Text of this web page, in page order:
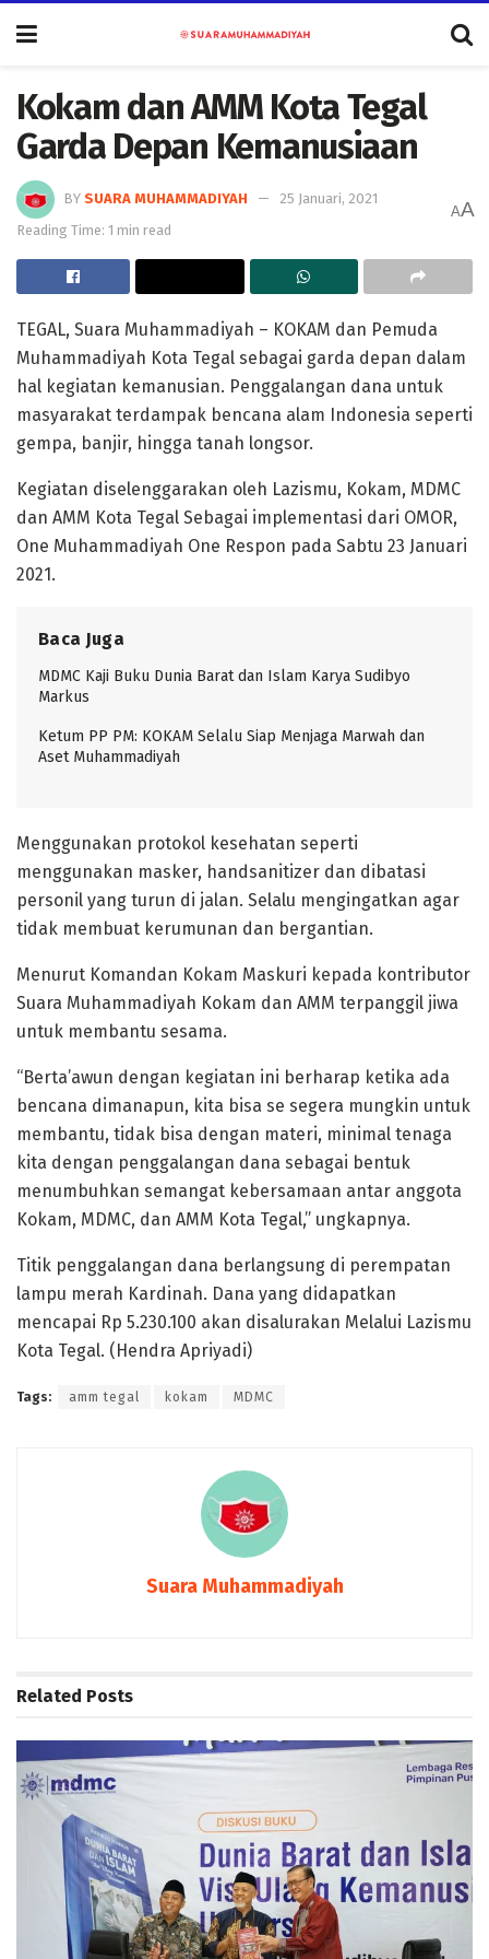
Kokam dan AMM Kota Tegal
Garda Depan Kemanusiaan
BY SUARA MUHAMMADIYAH
25 Januari, 2021
Reading Time: 1 min read
AA
TEGAL, Suara Muhammadiyah – KOKAM dan Pemuda
Muhammadiyah Kota Tegal sebagai garda depan dalam
hal kegiatan kemanusian. Penggalangan dana untuk
masyarakat terdampak bencana alam Indonesia seperti
gempa, banjir, hingga tanah longsor.
Kegiatan diselenggarakan oleh Lazismu, Kokam, MDMC
dan AMM Kota Tegal Sebagai implementasi dari OMOR,
One Muhammadiyah One Respon pada Sabtu 23 Januari
2021.
Baca Juga
MDMC Kaji Buku Dunia Barat dan Islam Karya Sudibyo
Markus
Ketum PP PM: KOKAM Selalu Siap Menjaga Marwah dan
Aset Muhammadiyah
Menggunakan protokol kesehatan seperti
menggunakan masker, handsanitizer dan dibatasi
personil yang turun di jalan. Selalu mengingatkan agar
tidak membuat kerumunan dan bergantian.
Menurut Komandan Kokam Maskuri kepada kontributor
Suara Muhammadiyah Kokam dan AMM terpanggil jiwa
untuk membantu sesama.
“Berta’awun dengan kegiatan ini berharap ketika ada
bencana dimanapun, kita bisa se segera mungkin untuk
membantu, tidak bisa dengan materi, minimal tenaga
kita dengan penggalangan dana sebagai bentuk
menumbuhkan semangat kebersamaan antar anggota
Kokam, MDMC, dan AMM Kota Tegal,” ungkapnya.
Titik penggalangan dana berlangsung di perempatan
lampu merah Kardinah. Dana yang didapatkan
mencapai Rp 5.230.100 akan disalurakan Melalui Lazismu
Kota Tegal. (Hendra Apriyadi)
Tags: amm tegal kokam MDMC
Suara Muhammadiyah
Related Posts